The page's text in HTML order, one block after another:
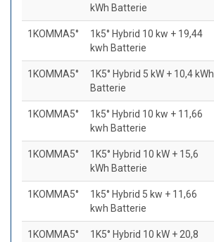
kWh Batterie
1KOMMA5°
1k5° Hybrid 10 kw + 19,44
kwh Batterie
1KOMMA5°
1K5° Hybrid 5 kW + 10,4 kWh
Batterie
1KOMMA5°
1k5° Hybrid 10 kw + 11,66
kwh Batterie
1KOMMA5°
1K5° Hybrid 10 kW + 15,6
kWh Batterie
1KOMMA5°
1k5° Hybrid 5 kw + 11,66
kwh Batterie
1KOMMA5°
1K5° Hybrid 10 kW + 20,8